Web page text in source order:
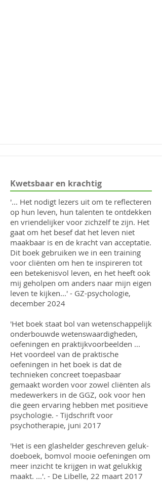
Kwetsbaar en krachtig
'... Het nodigt lezers uit om te reflecteren
op hun leven, hun talenten te ontdekken
en vriendelijker voor zichzelf te zijn. Het
gaat om het besef dat het leven niet
maakbaar is en de kracht van acceptatie.
Dit boek gebruiken we in een training
voor cliënten om hen te inspireren tot
een betekenisvol leven, en het heeft ook
mij geholpen om anders naar mijn eigen
leven te kijken...' - GZ-psychologie,
december 2024
'Het boek staat bol van wetenschappelijk
onderbouwde wetenswaardigheden,
oefeningen en praktijkvoorbeelden ...
Het voordeel van de praktische
oefeningen in het boek is dat de
technieken concreet toepasbaar
gemaakt worden voor zowel cliënten als
medewerkers in de GGZ, ook voor hen
die geen ervaring hebben met positieve
psychologie. - Tijdschrift voor
psychotherapie, juni 2017
'Het is een glashelder geschreven geluk-
doeboek, bomvol mooie oefeningen om
meer inzicht te krijgen in wat gelukkig
maakt. ...'. - De Libelle, 22 maart 2017